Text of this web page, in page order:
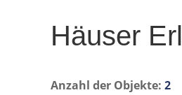
Häuser
Anzahl der Objekte: 2